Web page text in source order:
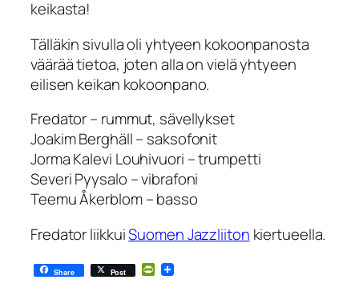
keikasta!
Tälläkin sivulla oli yhtyeen kokoonpanosta
väärää tietoa, joten alla on vielä yhtyeen
eilisen keikan kokoonpano.
Fredator – rummut, sävellykset
Joakim Berghäll – saksofonit
Jorma Kalevi Louhivuori – trumpetti
Severi Pyysalo – vibrafoni
Teemu Åkerblom – basso
Fredator liikkuiSuomen Jazzliiton kiertueella.
Share Post PrintFriendly